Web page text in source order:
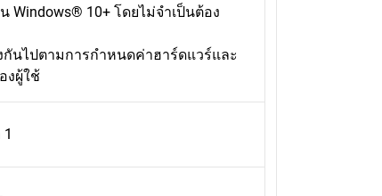
Windows® 10+ โดยไม่จำเป็นต้อง
นไปตามการกำหนดค่าฮาร์ดแวร์และ
งผู้ใช้